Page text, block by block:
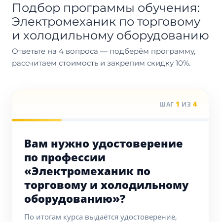
Подбор программы обучения:
Электромеханик по торговому
и холодильному оборудованию
Ответьте на 4 вопроса — подберём программу,
рассчитаем стоимость и закрепим скидку 10%.
ШАГ 1 ИЗ 4
Вам нужно удостоверение
по профессии
«Электромеханик по
торговому и холодильному
оборудованию»?
По итогам курса выдаётся удостоверение,